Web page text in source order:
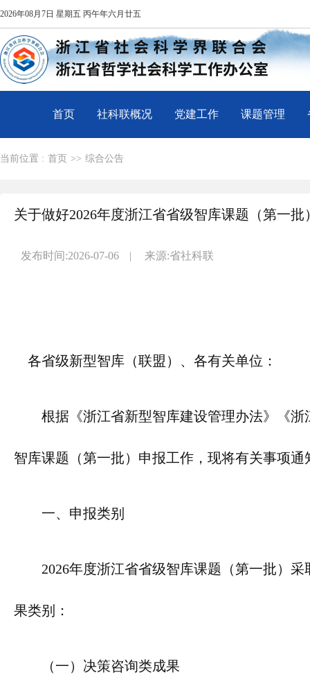
2026年08月7日 星期五 丙午年六月廿五
首页 社科联概况 党建工作 课题管理
当前位置 : 首页 >> 综合公告
关于做好2026年度浙江省省级智库课题（第一
发布时间:2026-07-06 | 来源:省社科联
各省级新型智库（联盟）、各有关单位：
根据《浙江省新型智库建设管理办法》《
智库课题（第一批）申报工作，现将有关事项通
一、申报类别
2026年度浙江省省级智库课题（第一批）
果类别：
（一）决策咨询类成果